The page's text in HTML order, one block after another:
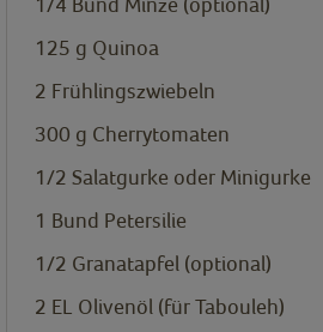
125 g Quinoa
2 Frühlingszwiebeln
300 g Cherrytomaten
1/2 Salatgurke oder Minigurke
1 Bund Petersilie
1/2 Granatapfel (optional)
2 EL Olivenöl (für Tabouleh)